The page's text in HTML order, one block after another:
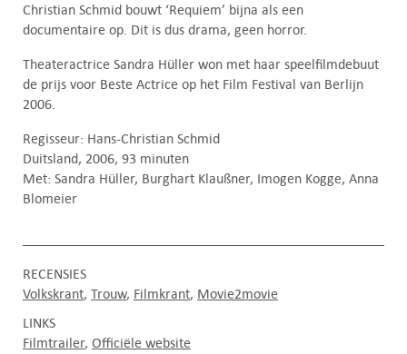
Christian Schmid bouwt ‘Requiem’ bijna als een
documentaire op. Dit is dus drama, geen horror.
Theateractrice Sandra Hüller won met haar speelfilmdebuut
de prijs voor Beste Actrice op het Film Festival van Berlijn
2006.
Regisseur: Hans-Christian Schmid
Duitsland, 2006, 93 minuten
Met: Sandra Hüller, Burghart Klaußner, Imogen Kogge, Anna
Blomeier
RECENSIES
Volkskrant Trouw Filmkrant Movie2movie
LINKS
Filmtrailer Officiële website